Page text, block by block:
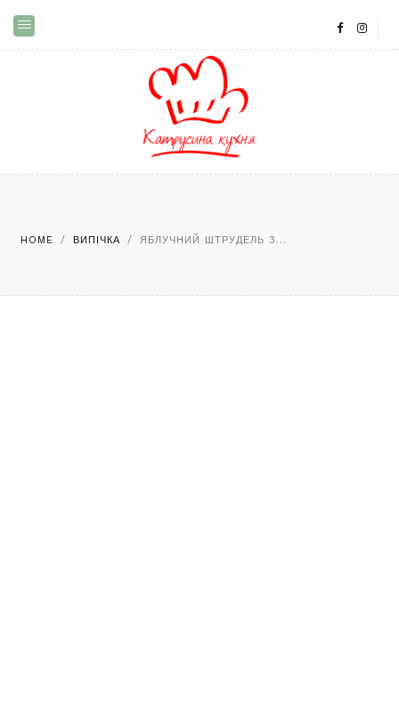
HOME / ВИПІЧКА / ЯБЛУЧНИЙ ШТРУДЕЛЬ З...